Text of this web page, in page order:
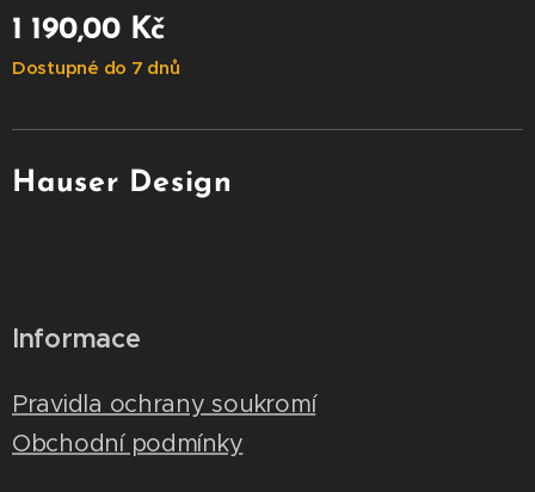
1 190,00Kč
Dostupné do 7 dnů
Hauser Design
Informace
Pravidla ochrany soukromí
Obchodní podmínky